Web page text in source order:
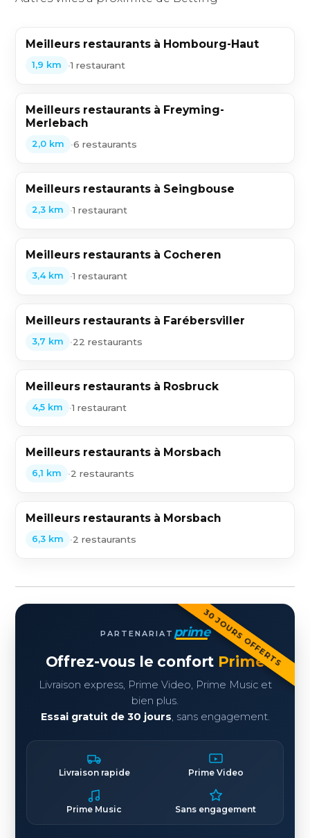
Meilleurs restaurants à Hombourg-Haut
1,9 km •1 restaurant
Meilleurs restaurants à Freyming-
Merlebach
2,0 km •6 restaurants
Meilleurs restaurants à Seingbouse
2,3 km •1 restaurant
Meilleurs restaurants à Cocheren
3,4 km •1 restaurant
Meilleurs restaurants à Farébersviller
3,7 km •22 restaurants
Meilleurs restaurants à Rosbruck
4,5 km •1 restaurant
Meilleurs restaurants à Morsbach
6,1 km •2 restaurants
Meilleurs restaurants à Morsbach
6,3 km •2 restaurants
30 JOURS OFFERTS
PARTENARIAT prime
Offrez-vous le confort Prime
Livraison express, Prime Video, Prime Music et
bien plus.
Essai gratuit de 30 jours, sans engagement.
Livraison rapide Prime Video
Prime Music Sans engagement